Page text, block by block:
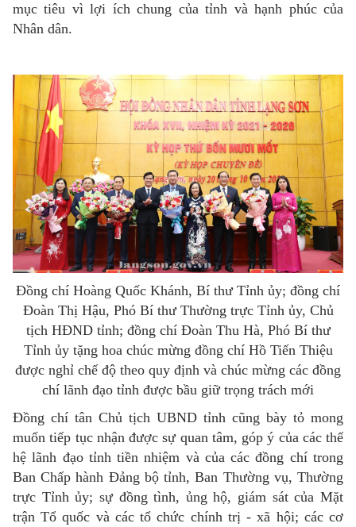
mục tiêu vì lợi ích chung của tỉnh và hạnh phúc của
Nhân dân.
Đồng chí Hoàng Quốc Khánh, Bí thư Tỉnh ủy; đồng chí
Đoàn Thị Hậu, Phó Bí thư Thường trực Tỉnh ủy, Chủ
tịch HĐND tỉnh; đồng chí Đoàn Thu Hà, Phó Bí thư
Tỉnh ủy tặng hoa chúc mừng đồng chí Hồ Tiến Thiệu
được nghỉ chế độ theo quy định và chúc mừng các đồng
chí lãnh đạo tỉnh được bầu giữ trọng trách mới
Đồng chí tân Chủ tịch UBND tỉnh cũng bày tỏ mong
muốn tiếp tục nhận được sự quan tâm, góp ý của các thế
hệ lãnh đạo tỉnh tiền nhiệm và của các đồng chí trong
Ban Chấp hành Đảng bộ tỉnh, Ban Thường vụ, Thường
trực Tỉnh ủy; sự đồng tình, ủng hộ, giám sát của Mặt
trận Tổ quốc và các tổ chức chính trị - xã hội; các cơ